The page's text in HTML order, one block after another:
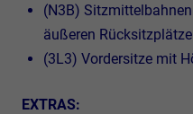
(N3B)
äußeren
(3L3) Vordersitze mit
EXTRAS: